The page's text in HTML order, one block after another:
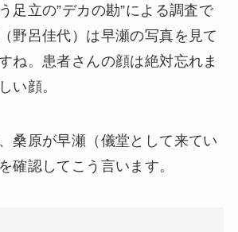
足立の”デカの勘”による調査で
野呂佳代）は早瀬の写真を見て
ね。患者さんの顔は絶対忘れま
い顔。
桑原が早瀬（儀堂として来てい
確認してこう言います。